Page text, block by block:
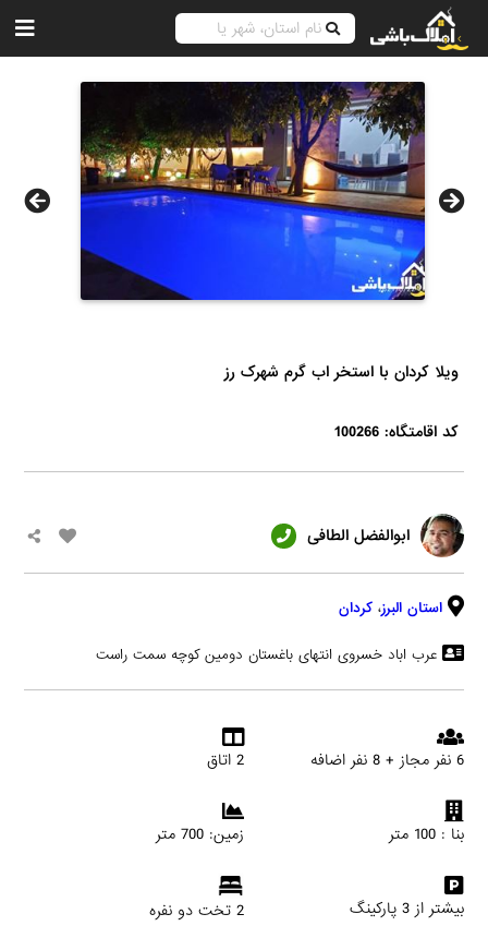
ویلا کردان با استخر اب گرم شهرک رز
کد اقامتگاه: 100266
ابوالفضل الطافی
استان البرز، کردان
عرب اباد خسروی انتهای باغستان دومین کوچه سمت راست
6 نفر مجاز + 8 نفر اضافه 2 اتاق
بنا : 100 متر زمین: 700 متر
بیشتر از 3 پارکینگ 2 تخت دو نفره